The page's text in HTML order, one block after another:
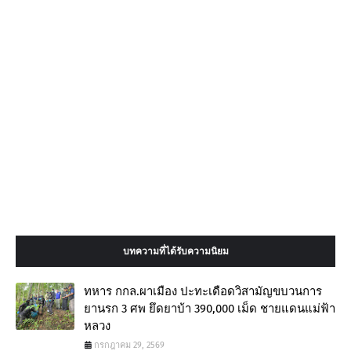
บทความที่ได้รับความนิยม
ทหาร กกล.ผาเมือง ปะทะเดือดวิสามัญขบวนการ
ยานรก 3 ศพ ยึดยาบ้า 390,000 เม็ด ชายแดนแม่ฟ้า
หลวง
กรกฎาคม 29, 2569